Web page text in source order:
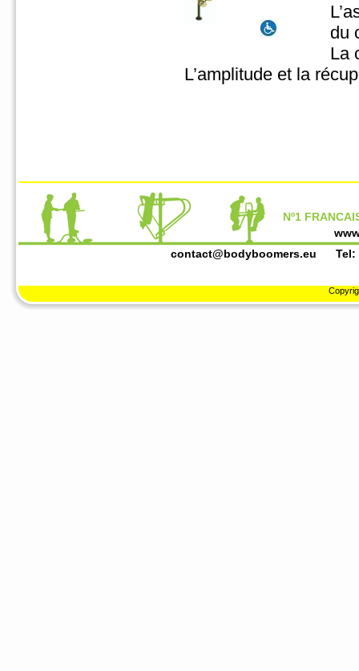
du
La
L’amplitude et la
Nº1
contact@bodyboomers.eu Tel: